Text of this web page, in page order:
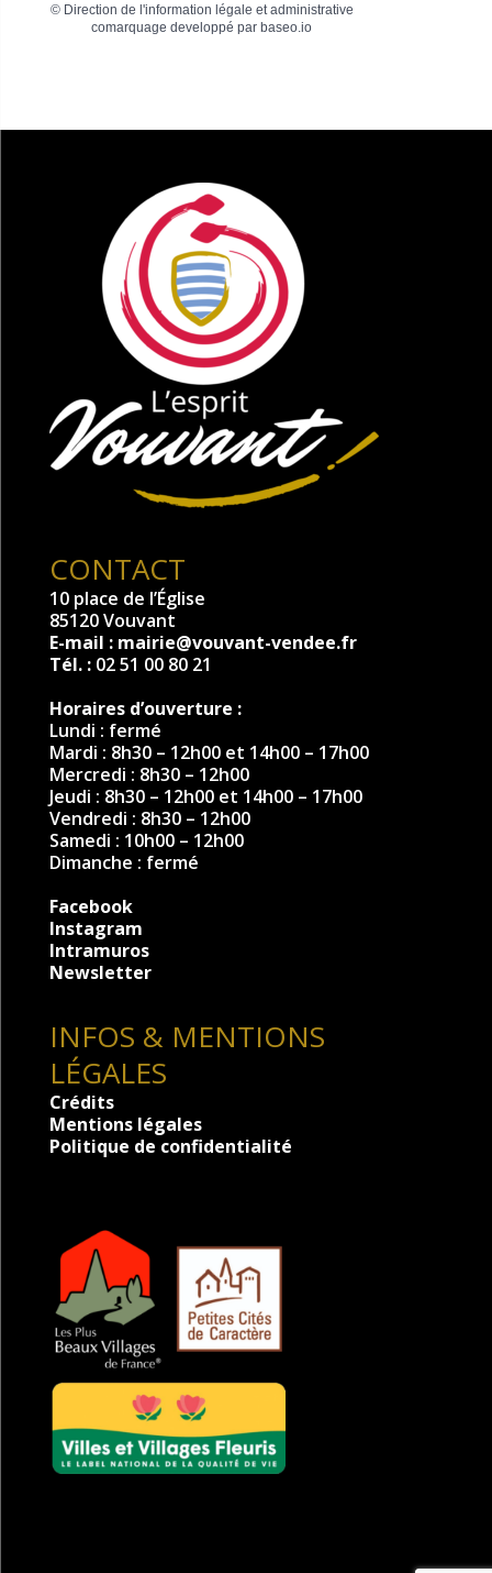
© Direction de l'information légale et administrative
comarquage developpé parbaseo.io
CONTACT
10 place de l’Église
85120 Vouvant
E-mail : mairie@vouvant-vendee.fr
Tél. : 02 51 00 80 21
Horaires d’ouverture :
Lundi : fermé
Mardi : 8h30 – 12h00 et 14h00 – 17h00
Mercredi : 8h30 – 12h00
Jeudi : 8h30 – 12h00 et 14h00 – 17h00
Vendredi : 8h30 – 12h00
Samedi : 10h00 – 12h00
Dimanche : fermé
Facebook
Instagram
Intramuros
Newsletter
INFOS & MENTIONS
LÉGALES
Crédits
Mentions légales
Politique de confidentialité